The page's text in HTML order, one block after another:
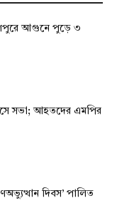
আগুনে পুড়ে ৩
সভা; আহতদের এমপির
দিবস’ পালিত